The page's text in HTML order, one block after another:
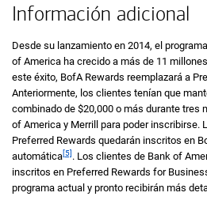
Información adicional
Desde su lanzamiento en 2014, el programa
of America ha crecido a más de 11
este éxito, B of A
BofA Rewards reemplazará a
Anteriormente, los clientes tenían que
combinado de veinte mil dólares
$20,000 o más durante tres
of America y Merrill para poder inscribirse.
Preferred Rewards quedarán inscritos en B
automática[5] . Los clientes de Bank of
inscritos en Preferred Rewards for
programa actual y pronto recibirán más